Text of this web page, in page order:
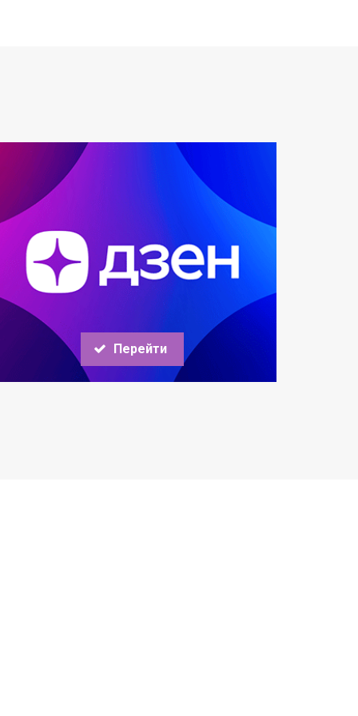
Перейти